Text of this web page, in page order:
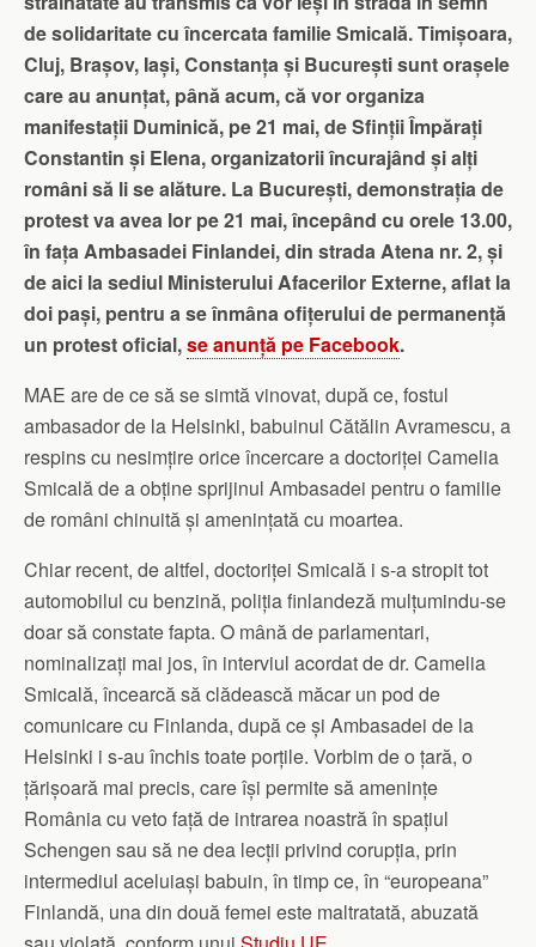
de solidaritate cu încercata familie Smicală. Timișoara,
Cluj, Brașov, Iași, Constanța și București sunt orașele
care au anunțat, până acum, că vor organiza
manifestații Duminică, pe 21 mai, de Sfinții Împărați
Constantin și Elena, organizatorii încurajând și alți
români să li se alăture. La București, demonstrația de
protest va avea lor pe 21 mai, începând cu orele 13.00,
în fața Ambasadei Finlandei, din strada Atena nr. 2, și
de aici la sediul Ministerului Afacerilor Externe, aflat la
doi pași, pentru a se înmâna ofițerului de permanență
un protest oficial,se anunță pe Facebook.
MAE are de ce să se simtă vinovat, după ce, fostul
ambasador de la Helsinki, babuinul Cătălin Avramescu, a
respins cu nesimțire orice încercare a doctoriței Camelia
Smicală de a obține sprijinul Ambasadei pentru o familie
de români chinuită și amenințată cu moartea.
Chiar recent, de altfel, doctoriței Smicală i s-a stropit tot
automobilul cu benzină, poliția finlandeză mulțumindu-se
doar să constate fapta. O mână de parlamentari,
nominalizați mai jos, în interviul acordat de dr. Camelia
Smicală, încearcă să clădească măcar un pod de
comunicare cu Finlanda, după ce și Ambasadei de la
Helsinki i s-au închis toate porțile. Vorbim de o țară, o
țărișoară mai precis, care își permite să amenințe
România cu veto față de intrarea noastră în spațiul
Schengen sau să ne dea lecții privind corupția, prin
intermediul aceluiași babuin, în timp ce, în “europeana”
Finlandă, una din două femei este maltratată, abuzată